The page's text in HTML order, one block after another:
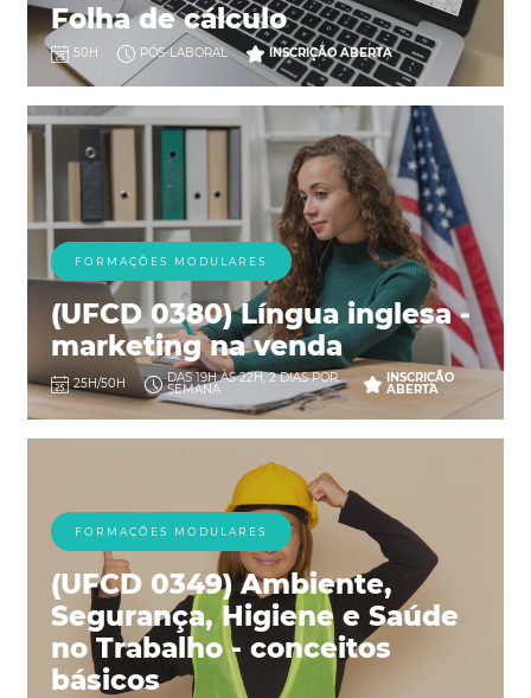
Folha de cálculo
50H PÓS-LABORAL INSCRIÇÃO ABERTA
FORMAÇÕES MODULARES
(UFCD 0380) Língua inglesa -
marketing na venda
25H/50H DAS 19H ÀS 22H, 2 DIAS POR
SEMANA
INSCRIÇÃO
ABERTA
FORMAÇÕES MODULARES
(UFCD 0349) Ambiente,
Segurança, Higiene e Saúde
no Trabalho - conceitos
básicos